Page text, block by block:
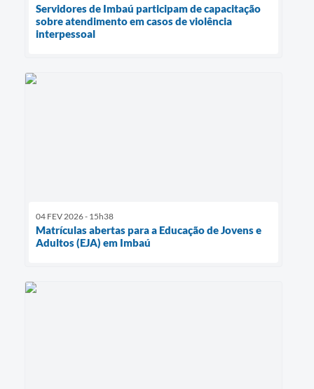
Servidores de Imbaú participam de capacitação
sobre atendimento em casos de violência
interpessoal
04 FEV 2026 - 15h38
Matrículas abertas para a Educação de Jovens e
Adultos (EJA) em Imbaú